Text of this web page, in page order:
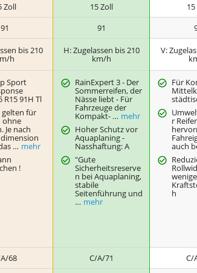
Zoll 15 Zoll
91 91
bis 210
h
H: Zugelassen bis 210
km/h
V:
Sport
R15 91H Tl
gelten für
ohne
Je nach
… mehr
!
RainExpert 3 - Der
Sommerreifen, der
Nässe liebt - Für
Fahrzeuge der
Kompakt- … mehr
Hoher Schutz vor
Aquaplaning -
Nasshaftung: A
"Gute
Sicherheitsreserve
n bei Aquaplaning,
stabile
Seitenführung und
… mehr
Für
r
auch
h
68 C/A/71 C/